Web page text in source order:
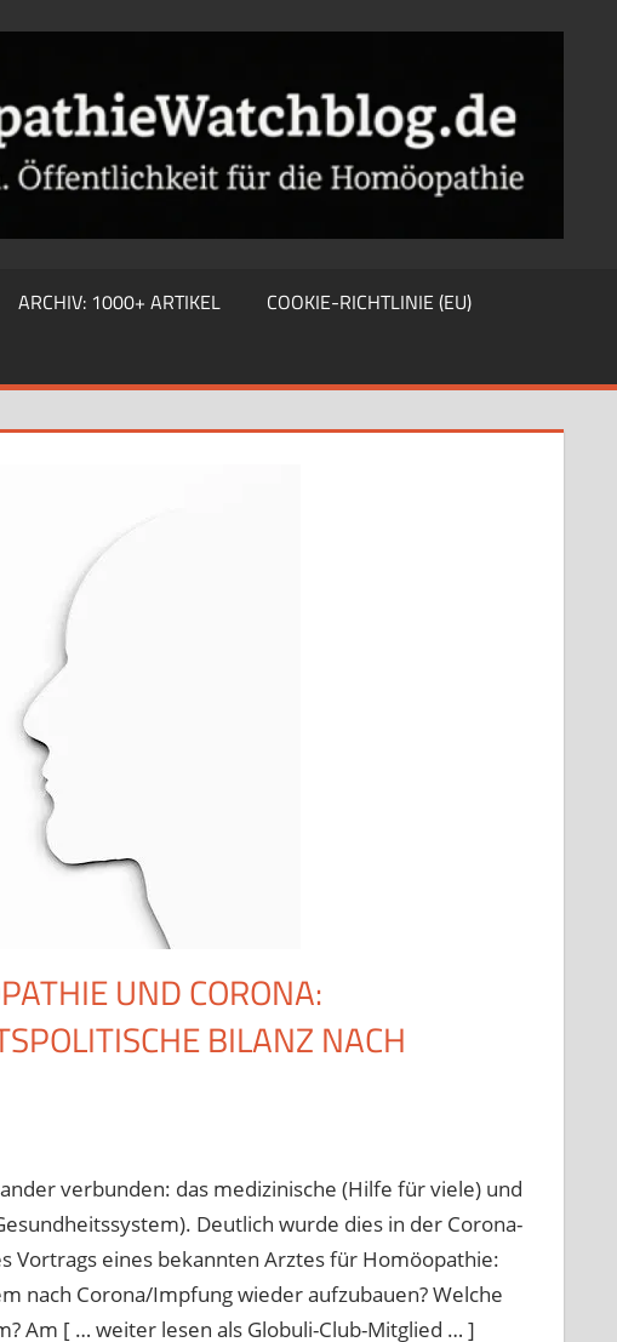
ARCHIV: 1000+ ARTIKEL
COOKIE-RICHTLINIE (EU)
UND CORONA:
BILANZ NACH
verbunden: das medizinische (Hilfe für viele) und
Deutlich wurde dies in der Corona-
Vortrags eines bekannten Arztes für Homöopathie:
nach Corona/Impfung wieder aufzubauen? Welche
Am [ … weiter lesen als Globuli-Club-Mitglied … ]